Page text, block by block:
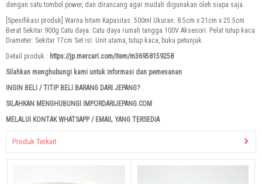
dengan satu tombol power, dan dirancang agar mudah digunakan oleh siapa saja.
[Spesifikasi produk] Warna hitam Kapasitas: 500ml Ukuran: 8.5cm x 21cm x 25.5cm
Berat Sekitar 900g Catu daya: Catu daya rumah tangga 100V Aksesori: Pelat tutup kaca
Diameter: Sekitar 17cm Set isi: Unit utama, tutup kaca, buku petunjuk
Detail produk : https://jp.mercari.com/item/m36958159258
Silahkan menghubungi kami untuk informasi dan pemesanan
INGIN BELI / TITIP BELI BARANG DARI JEPANG?
SILAHKAN MENGHUBUNGI IMPORDARIJEPANG.COM
MELALUI KONTAK WHATSAPP / EMAIL YANG TERSEDIA
Produk Terkait